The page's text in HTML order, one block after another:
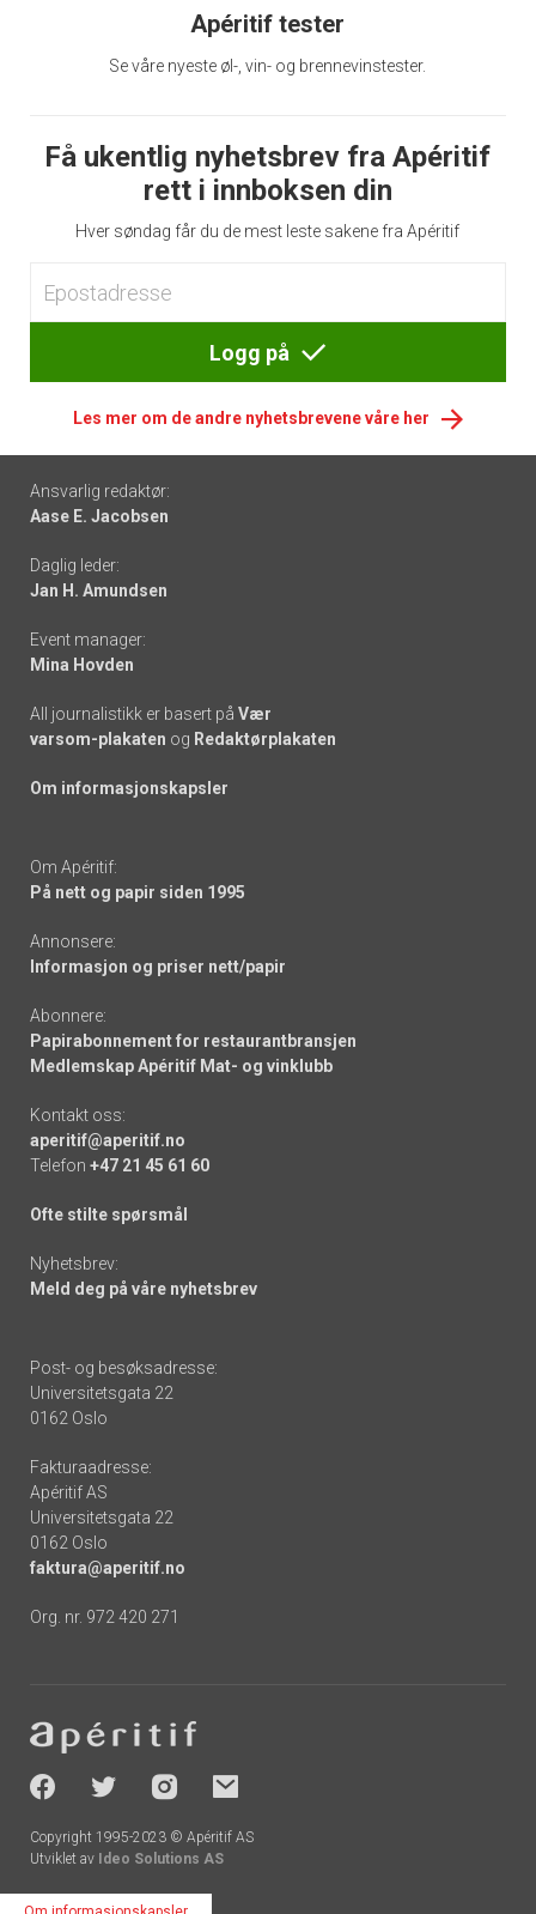
Apéritif tester
Se våre nyeste øl-, vin- og brennevinstester.
Få ukentlig nyhetsbrev fra Apéritif
rett i innboksen din
Hver søndag får du de mest leste sakene fra Apéritif
Logg på
Les mer om de andre nyhetsbrevene våre her
Footer
-
links
Ansvarlig redaktør:
Aase E. Jacobsen
Daglig leder:
Jan H. Amundsen
Event manager:
Mina Hovden
All journalistikk er basert på Vær
varsom-plakaten og Redaktørplakaten
Om informasjonskapsler
Om Apéritif:
På nett og papir siden 1995
Annonsere:
Informasjon og priser nett/papir
Abonnere:
Papirabonnement for restaurantbransjen
Medlemskap Apéritif Mat- og vinklubb
Kontakt oss:
aperitif@aperitif.no
Telefon +47 21 45 61 60
Ofte stilte spørsmål
Nyhetsbrev:
Meld deg på våre nyhetsbrev
Post- og besøksadresse:
Universitetsgata 22
0162 Oslo
Fakturaadresse:
Apéritif AS
Universitetsgata 22
0162 Oslo
faktura@aperitif.no
Org. nr. 972 420 271
-
socials
Copyright 1995-2023 © Apéritif AS
Utviklet av Ideo Solutions AS